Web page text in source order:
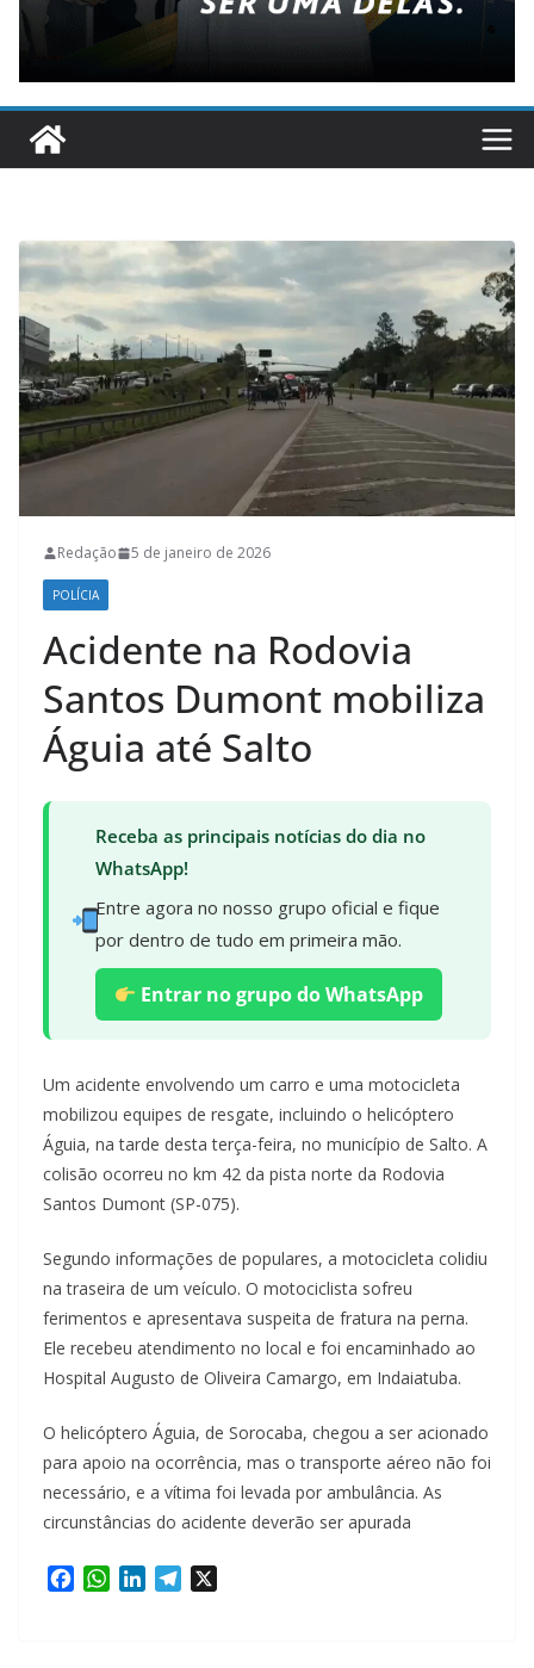
Redação 5 de janeiro de 2026
POLÍCIA
Acidente na Rodovia
Santos Dumont mobiliza
Águia até Salto
Receba as principais notícias do dia no
WhatsApp!
Entre agora no nosso grupo oficial e fique
por dentro de tudo em primeira mão.
Entrar no grupo do WhatsApp
Um acidente envolvendo um carro e uma motocicleta
mobilizou equipes de resgate, incluindo o helicóptero
Águia, na tarde desta terça-feira, no município de Salto. A
colisão ocorreu no km 42 da pista norte da Rodovia
Santos Dumont (SP-075).
Segundo informações de populares, a motocicleta colidiu
na traseira de um veículo. O motociclista sofreu
ferimentos e apresentava suspeita de fratura na perna.
Ele recebeu atendimento no local e foi encaminhado ao
Hospital Augusto de Oliveira Camargo, em Indaiatuba.
O helicóptero Águia, de Sorocaba, chegou a ser acionado
para apoio na ocorrência, mas o transporte aéreo não foi
necessário, e a vítima foi levada por ambulância. As
circunstâncias do acidente deverão ser apurada
W